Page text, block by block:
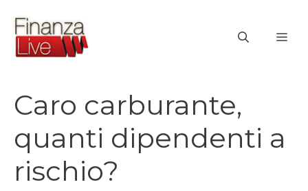
contenuto
Caro carburante,
quanti dipendenti a
rischio?